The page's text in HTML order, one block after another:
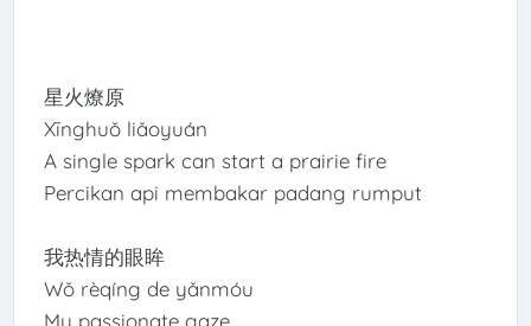
星火燎原
Xīnghuǒ liǎoyuán
A single spark can start a prairie fire
Percikan api membakar padang rumput
我热情的眼眸
Wǒ rèqíng de yǎnmóu